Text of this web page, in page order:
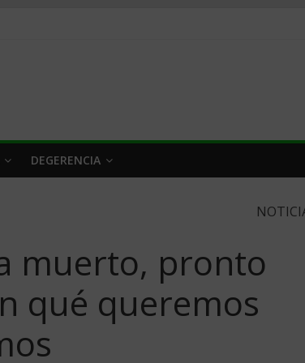
DEGERENCIA
muerto, pronto
qué queremos